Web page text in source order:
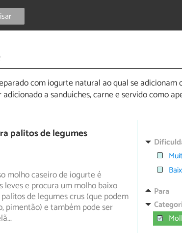
com iogurte natural ao qual se adicionam
a sanduíches, carne e servido como
palitos de legumes
molho caseiro de iogurte é
e procura um molho baixo
de legumes crus (que podem
pimentão) e também pode ser
...
Para